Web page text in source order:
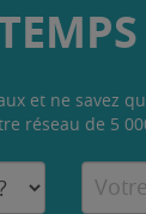
et ne savez
réseau de 5